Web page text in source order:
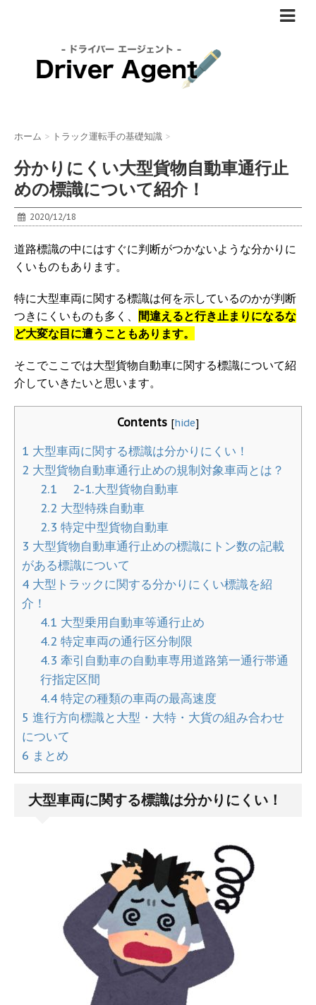
ホーム > トラック運転手の基礎知識 >
分かりにくい大型貨物自動車通行止
めの標識について紹介！
2020/12/18
道路標識の中にはすぐに判断がつかないような分かりに
くいものもあります。
特に大型車両に関する標識は何を示しているのかが判断
つきにくいものも多く、 間違えると行き止まりになるな
ど大変な目に遭うこともあります。
そこでここでは大型貨物自動車に関する標識について紹
介していきたいと思います。
Contents [hide]
1 大型車両に関する標識は分かりにくい！
2 大型貨物自動車通行止めの規制対象車両とは？
2.1 2-1.大型貨物自動車
2.2 大型特殊自動車
2.3 特定中型貨物自動車
3 大型貨物自動車通行止めの標識にトン数の記載
がある標識について
4 大型トラックに関する分かりにくい標識を紹
介！
4.1 大型乗用自動車等通行止め
4.2 特定車両の通行区分制限
4.3 牽引自動車の自動車専用道路第一通行帯通
行指定区間
4.4特定の種類の車両の最高速度
5 進行方向標識と大型・大特・大貨の組み合わせ
について
6 まとめ
大型車両に関する標識は分かりにくい！